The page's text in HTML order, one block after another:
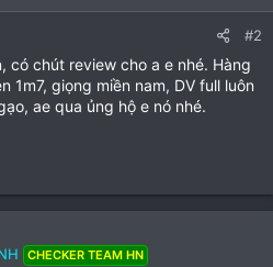
#2
có chút review cho a e nhé. Hàng
1m7, giọng miền nam, DV full luôn
ae qua ủng hộ e nó nhé.
CHECKER TEAM HN